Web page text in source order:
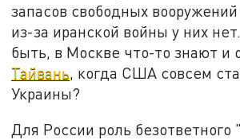
запасов свободных
из-за иранской войны у них
быть, в Москве что-то знают и
Тайвань, когда США совсем
Украины?
Для России роль